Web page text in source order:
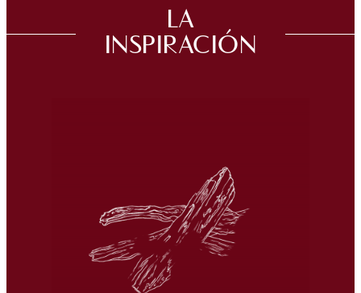
LA
INSPIRACIÓN